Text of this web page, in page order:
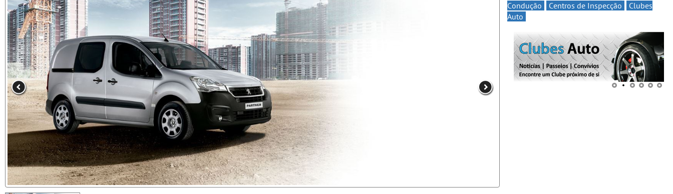
Condução
Centros de Inspecção
Clubes
Auto